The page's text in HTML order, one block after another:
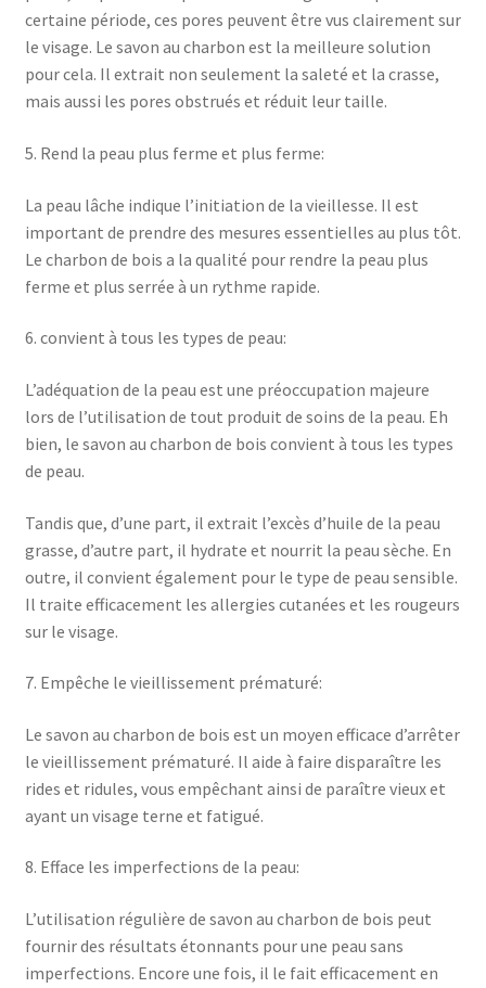
certaine période, ces pores peuvent être vus clairement sur
le visage. Le savon au charbon est la meilleure solution
pour cela. Il extrait non seulement la saleté et la crasse,
mais aussi les pores obstrués et réduit leur taille.
5. Rend la peau plus ferme et plus ferme:
La peau lâche indique l’initiation de la vieillesse. Il est
important de prendre des mesures essentielles au plus tôt.
Le charbon de bois a la qualité pour rendre la peau plus
ferme et plus serrée à un rythme rapide.
6. convient à tous les types de peau:
L’adéquation de la peau est une préoccupation majeure
lors de l’utilisation de tout produit de soins de la peau. Eh
bien, le savon au charbon de bois convient à tous les types
de peau.
Tandis que, d’une part, il extrait l’excès d’huile de la peau
grasse, d’autre part, il hydrate et nourrit la peau sèche. En
outre, il convient également pour le type de peau sensible.
Il traite efficacement les allergies cutanées et les rougeurs
sur le visage.
7. Empêche le vieillissement prématuré:
Le savon au charbon de bois est un moyen efficace d’arrêter
le vieillissement prématuré. Il aide à faire disparaître les
rides et ridules, vous empêchant ainsi de paraître vieux et
ayant un visage terne et fatigué.
8. Efface les imperfections de la peau:
L’utilisation régulière de savon au charbon de bois peut
fournir des résultats étonnants pour une peau sans
imperfections. Encore une fois, il le fait efficacement en